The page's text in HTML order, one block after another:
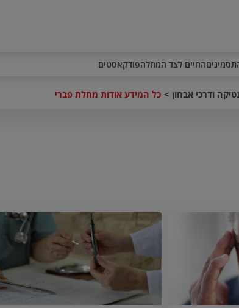
תסמיניםהחיים לצד המחלהפודקאסטים
ודרכי אבחון כל המידע אודות מחלת פברי